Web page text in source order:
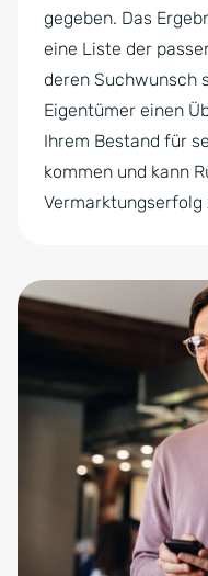
gegeben. Das
eine Liste der
deren Suchwunsch
Eigentümer einen
Ihrem Bestand für
kommen und kann
Vermarktungserfolg